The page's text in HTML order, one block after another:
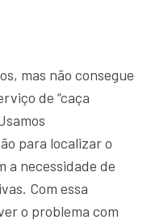
mas não consegue
de “caça
para localizar o
a necessidade de
Com essa
o problema com